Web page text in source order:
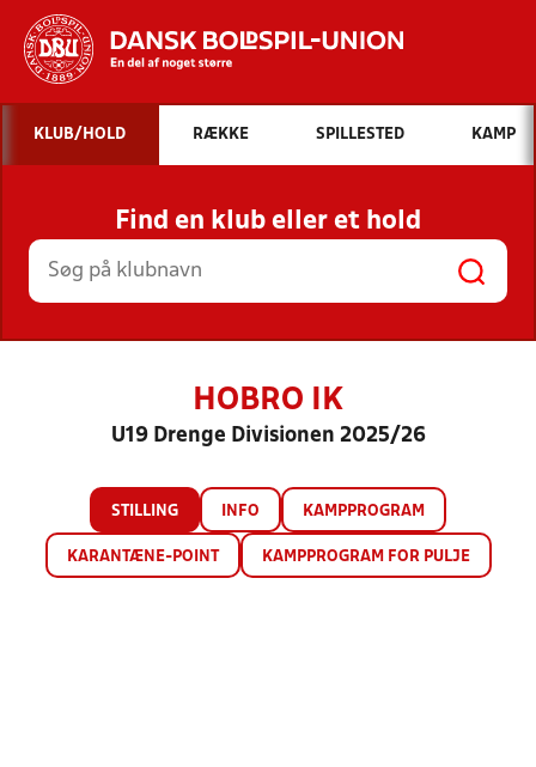
Hvad vil du søge efter?
INDHOLD OG NYHEDER
STILLINGER, RESULTATER, KLUBBER OG
HOLD
KLUB/HOLD RÆKKE SPILLESTED KAMP
Find en klub eller et hold
HOBRO IK
U19 Drenge Divisionen 2025/26
STILLING INFO KAMPPROGRAM
KARANTÆNE-POINT KAMPPROGRAM FOR PULJE